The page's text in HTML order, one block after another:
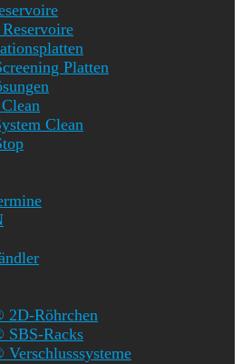
Platten
Clean
2D-Röhrchen
SBS-Racks